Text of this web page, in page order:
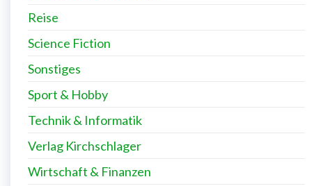
Reise
Science Fiction
Sonstiges
Sport & Hobby
Technik & Informatik
Verlag Kirchschlager
Wirtschaft & Finanzen